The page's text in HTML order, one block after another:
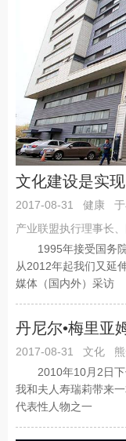
文化建设是实
2017-08-31 健康
产业联盟执行理事长
1995年接受国务院
从2012年起我们又延
媒体（国内外）采访
丹尼尔•梅里亚
2017-08-31 文化
2010年10月2日下
我和夫人寿瑞莉带来
代表性人物之一